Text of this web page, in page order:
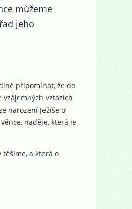
můžeme
jeho
připomínat, že do
vztazích
narození Ježíše o
naděje, která je
a která o